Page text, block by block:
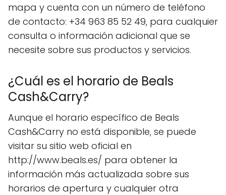
mapa y cuenta con un número de teléfono
de contacto: +34 963 85 52 49, para cualquier
consulta o información adicional que se
necesite sobre sus productos y servicios.
¿Cuál es el horario de Beals
Cash&Carry?
Aunque el horario específico de Beals
Cash&Carry no está disponible, se puede
visitar su sitio web oficial en
http://www.beals.es/ para obtener la
información más actualizada sobre sus
horarios de apertura y cualquier otra